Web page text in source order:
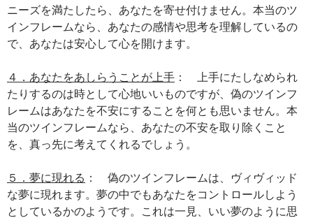
ニーズを満たしたら、あなたを寄せ付けません。本当のツ
インフレームなら、あなたの感情や思考を理解しているの
で、あなたは安心して心を開けます。
４．あなたをあしらうことが上手 ： 上手にたしなめられ
たりするのは時として心地いいものですが、偽のツインフ
レームはあなたを不安にすることを何とも思いません。本
当のツインフレームなら、あなたの不安を取り除くこと
を、真っ先に考えてくれるでしょう。
５．夢に現れる ： 偽のツインフレームは、ヴィヴィッド
な夢に現れます。夢の中でもあなたをコントロールしよう
としているかのようです。これは一見、いい夢のように思